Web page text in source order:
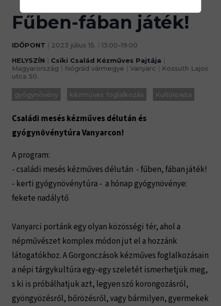
Fűben-fában játék!
IDŐPONT | 2023 július 15. | 13:00-19:00
HELYSZÍN | Csíki Család Kézműves Pajtája |
Magyarország | Nógrád vármegye | Vanyarc | Kossuth Lajos
utca 50.
gyógynövény kézműves foglalkozás Kultúrpajta
Családi mesés kézműves délután és
gyógynövénytúra Vanyarcon!
A program:
- családi mesés kézműves délután - fűben, fában játék!
- kerti gyógynövénytúra - a hónap gyógynövénye:
fekete nadálytő
Vanyarci portánk egy olyan közösségi tér, ahol a
népművészet komplex módon jut el a hozzánk
látogatókhoz. A Gorgonczások kézműves foglalkozásain
a népi tárgykultúra egy-egy szeletét ismerhetjük meg,
s ki is próbálhatjuk azt, legyen szó korongozásról,
gyöngyözésről, bőrözésről, vagy bármilyen, gyermekek